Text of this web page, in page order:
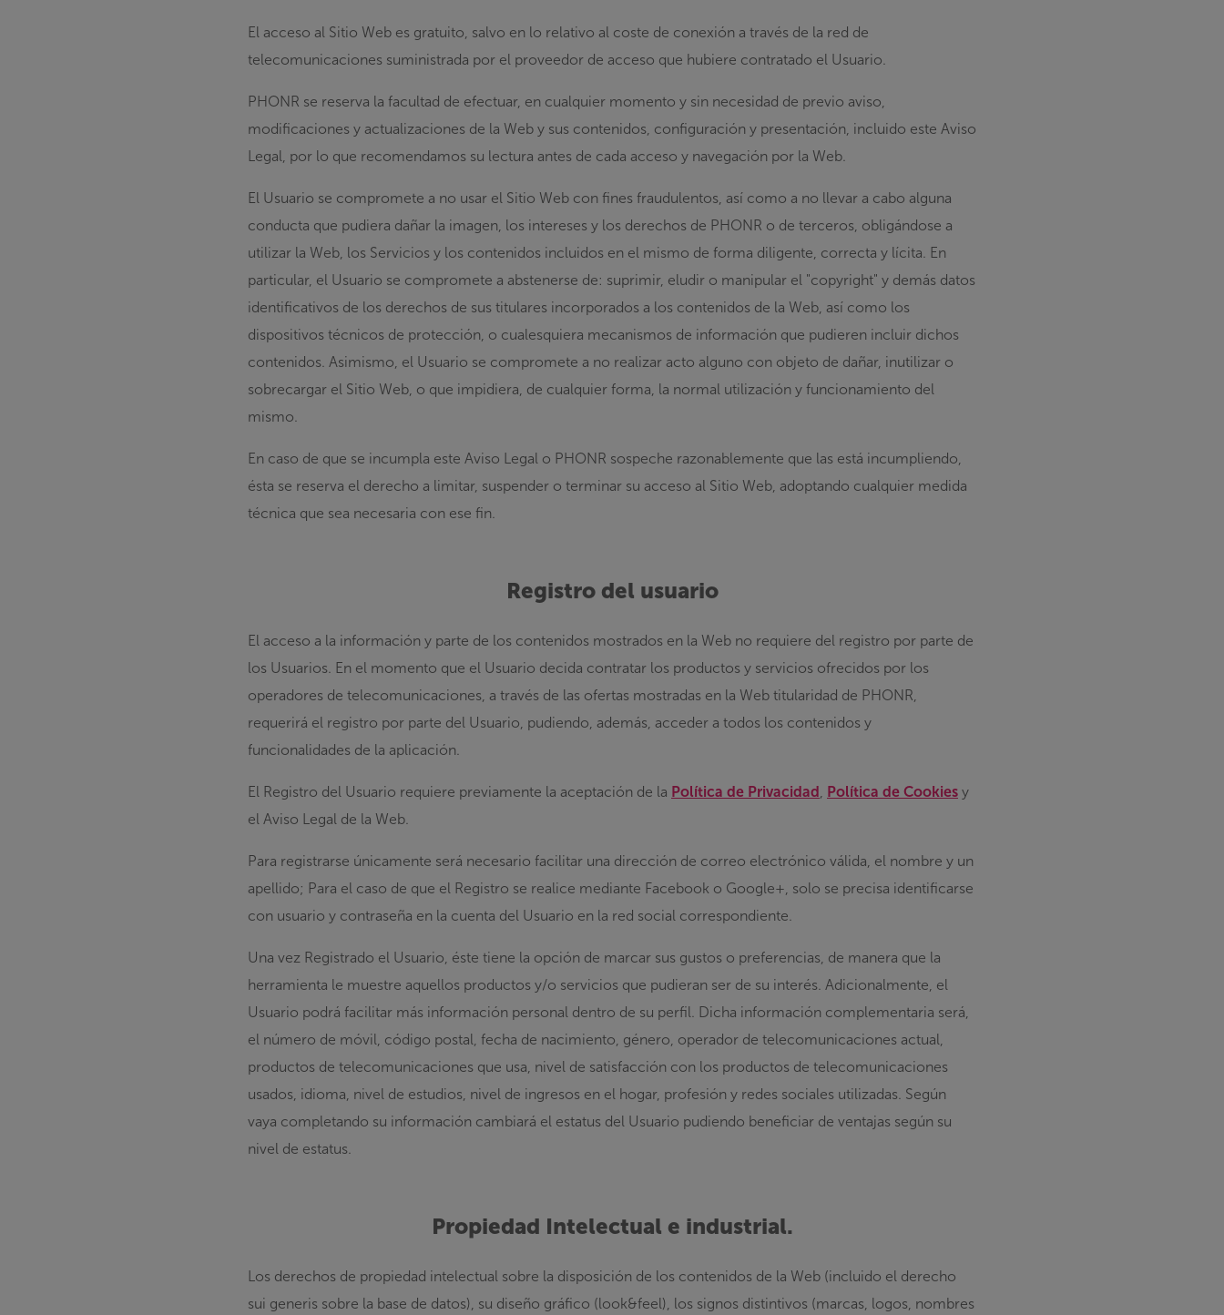
El acceso al Sitio Web es gratuito, salvo en lo relativo al coste de conexión a través de la red de
telecomunicaciones suministrada por el proveedor de acceso que hubiere contratado el Usuario.
PHONR se reserva la facultad de efectuar, en cualquier momento y sin necesidad de previo aviso,
modificaciones y actualizaciones de la Web y sus contenidos, configuración y presentación, incluido este Aviso
Legal, por lo que recomendamos su lectura antes de cada acceso y navegación por la Web.
El Usuario se compromete a no usar el Sitio Web con fines fraudulentos, así como a no llevar a cabo alguna
conducta que pudiera dañar la imagen, los intereses y los derechos de PHONR o de terceros, obligándose a
utilizar la Web, los Servicios y los contenidos incluidos en el mismo de forma diligente, correcta y lícita. En
particular, el Usuario se compromete a abstenerse de: suprimir, eludir o manipular el "copyright" y demás datos
identificativos de los derechos de sus titulares incorporados a los contenidos de la Web, así como los
dispositivos técnicos de protección, o cualesquiera mecanismos de información que pudieren incluir dichos
contenidos. Asimismo, el Usuario se compromete a no realizar acto alguno con objeto de dañar, inutilizar o
sobrecargar el Sitio Web, o que impidiera, de cualquier forma, la normal utilización y funcionamiento del
mismo.
En caso de que se incumpla este Aviso Legal o PHONR sospeche razonablemente que las está incumpliendo,
ésta se reserva el derecho a limitar, suspender o terminar su acceso al Sitio Web, adoptando cualquier medida
técnica que sea necesaria con ese fin.
Registro del usuario
El acceso a la información y parte de los contenidos mostrados en la Web no requiere del registro por parte de
los Usuarios. En el momento que el Usuario decida contratar los productos y servicios ofrecidos por los
operadores de telecomunicaciones, a través de las ofertas mostradas en la Web titularidad de PHONR,
requerirá el registro por parte del Usuario, pudiendo, además, acceder a todos los contenidos y
funcionalidades de la aplicación.
El Registro del Usuario requiere previamente la aceptación de la Política de Privacidad, Política de Cookies y
el Aviso Legal de la Web.
Para registrarse únicamente será necesario facilitar una dirección de correo electrónico válida, el nombre y un
apellido; Para el caso de que el Registro se realice mediante Facebook o Google+, solo se precisa identificarse
con usuario y contraseña en la cuenta del Usuario en la red social correspondiente.
Una vez Registrado el Usuario, éste tiene la opción de marcar sus gustos o preferencias, de manera que la
herramienta le muestre aquellos productos y/o servicios que pudieran ser de su interés. Adicionalmente, el
Usuario podrá facilitar más información personal dentro de su perfil. Dicha información complementaria será,
el número de móvil, código postal, fecha de nacimiento, género, operador de telecomunicaciones actual,
productos de telecomunicaciones que usa, nivel de satisfacción con los productos de telecomunicaciones
usados, idioma, nivel de estudios, nivel de ingresos en el hogar, profesión y redes sociales utilizadas. Según
vaya completando su información cambiará el estatus del Usuario pudiendo beneficiar de ventajas según su
nivel de estatus.
Propiedad Intelectual e industrial.
Los derechos de propiedad intelectual sobre la disposición de los contenidos de la Web (incluido el derecho
sui generis sobre la base de datos), su diseño gráfico (look&feel), los signos distintivos (marcas, logos, nombres